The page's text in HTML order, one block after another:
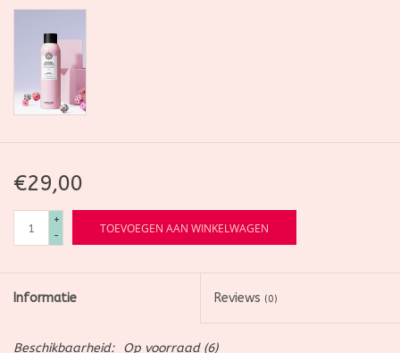
€29,00
+
-
TOEVOEGEN AAN WINKELWAGEN
Informatie Reviews (0)
Beschikbaarheid: Op voorraad(6)